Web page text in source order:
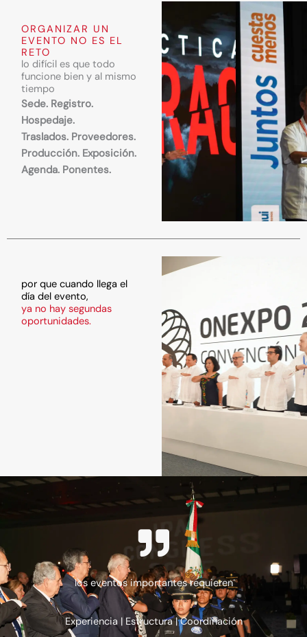
ORGANIZAR UN
EVENTO NO ES EL
RETO
lo difícil es que todo
funcione bien y al mismo
tiempo
Sede. Registro.
Hospedaje.
Traslados. Proveedores.
Producción. Exposición.
Agenda. Ponentes.
por que cuando llega el
día del evento,
ya no hay segundas
oportunidades.
los eventos importantes requieren
Experiencia | Estructura | Coordinación